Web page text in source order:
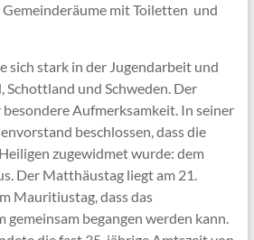
mit Toiletten und
sich stark in der Jugendarbeit und
Schottland und Schweden. Der
Aufmerksamkeit. In seiner
beschlossen, dass die
zugewidmet wurde: dem
Der Matthäustag liegt am 21.
Mauritiustag, dass das
begangen werden kann.